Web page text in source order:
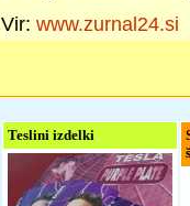
Vir: www.zurnal24.si
Teslini izdelki